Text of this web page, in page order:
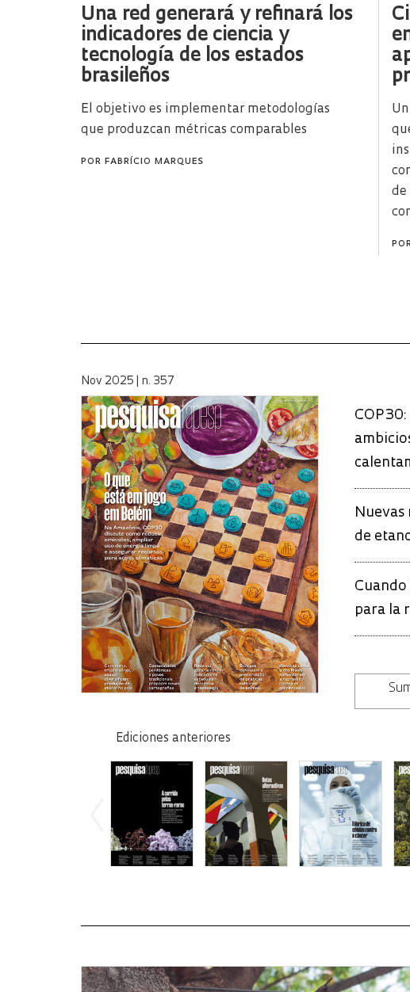
Una red generará y refinará los
indicadores de ciencia y
tecnología de los estados
brasileños
El objetivo es implementar metodologías
que produzcan métricas comparables
POR FABRÍCIO MARQUES
de
Nov 2025 | n. 357
de
para la
Ediciones anteriores